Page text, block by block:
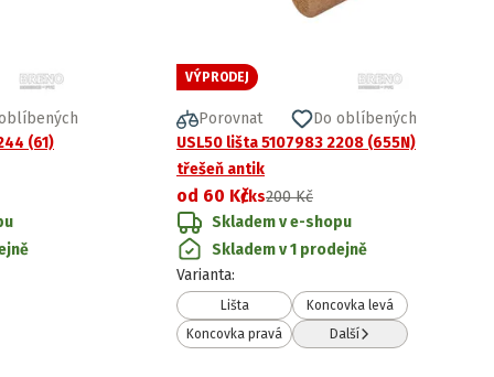
(61)
VÝPRODEJ
Porovnat
Do oblíbených
USL50 lišta 5107983 2208 (655N)
třešeň antik
od 60 Kč/ks200 Kč
Skladem v e-shopu
Skladem v 1 prodejně
Varianta:
Lišta
Koncovka levá
Koncovka pravá
Další